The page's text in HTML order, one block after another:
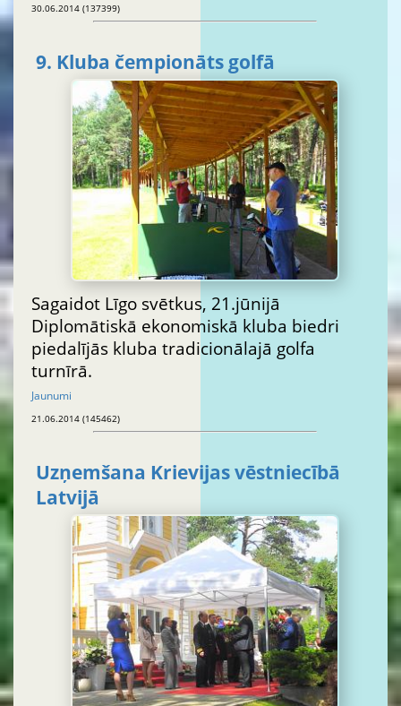
30.06.2014 (137399)
9. Kluba čempionāts golfā
Sagaidot Līgo svētkus, 21.jūnijā
Diplomātiskā ekonomiskā kluba biedri
piedalījās kluba tradicionālajā golfa
turnīrā.
Jaunumi
21.06.2014 (145462)
Uzņemšana Krievijas vēstniecībā
Latvijā